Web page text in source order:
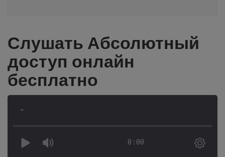
Слушать Абсолютный
доступ онлайн
бесплатно
-
0:00